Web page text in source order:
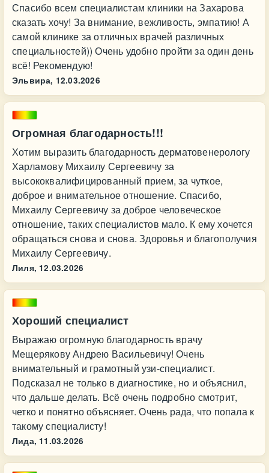
Спасибо всем специалистам клиники на Захарова
сказать хочу! За внимание, вежливость, эмпатию! А
самой клинике за отличных врачей различных
специальностей)) Очень удобно пройти за один день
всё! Рекомендую!
Эльвира, 12.03.2026
Огромная благодарность!!!
Хотим выразить благодарность дерматовенерологу
Харламову Михаилу Сергеевичу за
высококвалифицированный прием, за чуткое,
доброе и внимательное отношение. Спасибо,
Михаилу Сергеевичу за доброе человеческое
отношение, таких специалистов мало. К ему хочется
обращаться снова и снова. Здоровья и благополучия
Михаилу Сергеевичу.
Лиля, 12.03.2026
Хороший специалист
Выражаю огромную благодарность врачу
Мещерякову Андрею Васильевичу! Очень
внимательный и грамотный узи-специалист.
Подсказал не только в диагностике, но и объяснил,
что дальше делать. Всё очень подробно смотрит,
четко и понятно объясняет. Очень рада, что попала к
такому специалисту!
Лида, 11.03.2026